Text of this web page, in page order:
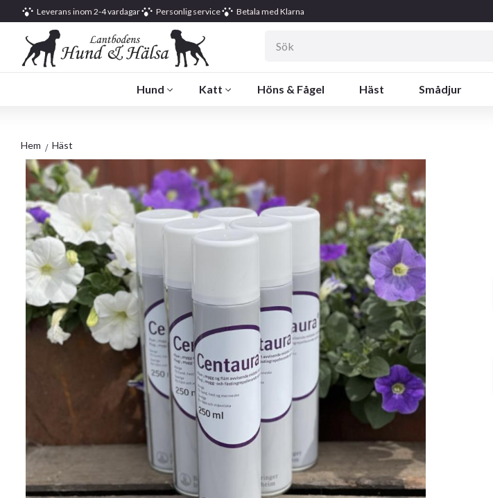
Leverans inom 2-4 vardagar Personlig service Betala med Klarna
Hund Katt Höns & Fågel Häst Smådjur
Hem Häst